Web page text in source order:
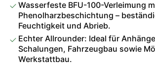
Wasserfeste BFU-100-Verleimung
Phenolharzbeschichtung –
Feuchtigkeit und Abrieb.
Echter Allrounder: Ideal für
Schalungen, Fahrzeugbau sowie
Werkstattbau.